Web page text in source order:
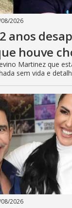
2026
anos
houve
Martinez que
sem vida e
2026